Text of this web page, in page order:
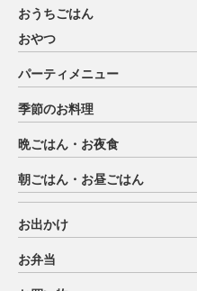
おうちごはん
おやつ
パーティメニュー
季節のお料理
晩ごはん・お夜食
朝ごはん・お昼ごはん
お出かけ
お弁当